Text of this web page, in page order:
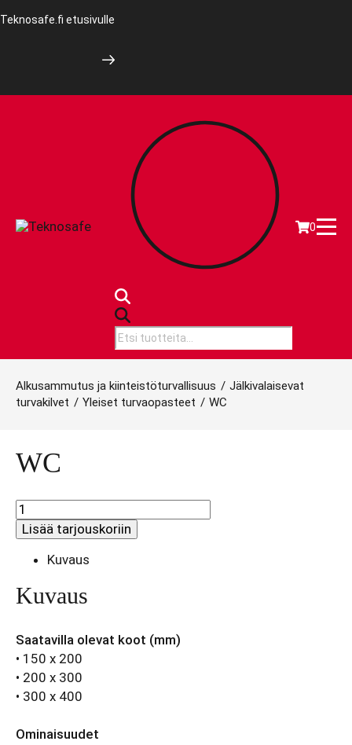
Teknosafe.fi etusivulle
search
0
Alkusammutus ja kiinteistöturvallisuus / Jälkivalaisevat
turvakilvet / Yleiset turvaopasteet / WC
WC
WC
määrä
Lisää tarjouskoriin
Kuvaus
Kuvaus
Saatavilla olevat koot (mm)
• 150 x 200
• 200 x 300
• 300 x 400
Ominaisuudet